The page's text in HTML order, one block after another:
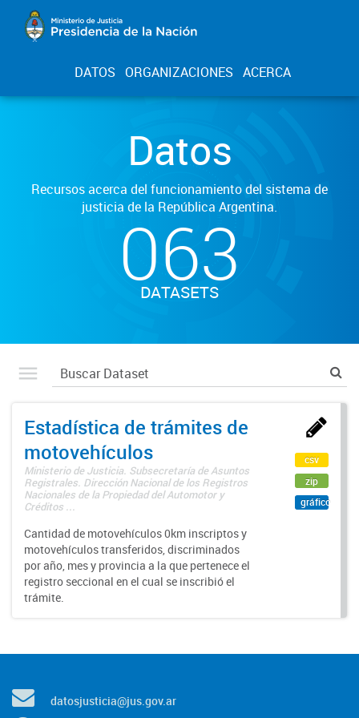
DATOS ORGANIZACIONES ACERCA
Datos
Recursos acerca del funcionamiento del sistema de
justicia de la República Argentina.
063
DATASETS
Estadística de trámites de
motovehículos
Ministerio de Justicia. Subsecretaría de Asuntos
Registrales. Dirección Nacional de los Registros
Nacionales de la Propiedad del Automotor y
Créditos ...
Cantidad de motovehículos 0km inscriptos y
motovehículos transferidos, discriminados
por año, mes y provincia a la que pertenece el
registro seccional en el cual se inscribió el
trámite.
csv
zip
gráfico
datosjusticia@jus.gov.ar